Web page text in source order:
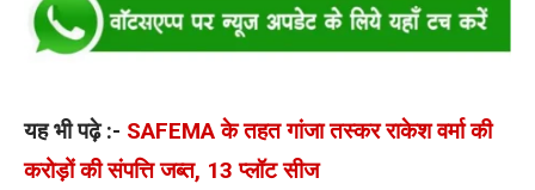
यह भी पढ़े :- SAFEMA के तहत गांजा तस्कर राकेश वर्मा की
करोड़ों की संपत्ति जब्त, 13 प्लॉट सीज